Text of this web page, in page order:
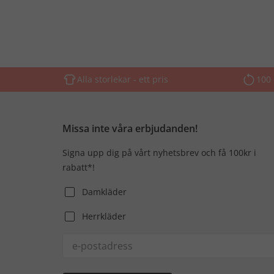
Alla storlekar - ett pris
Missa inte våra erbjudanden!
Signa upp dig på vårt nyhetsbrev och få 100kr i
rabatt*!
Damkläder
Herrkläder